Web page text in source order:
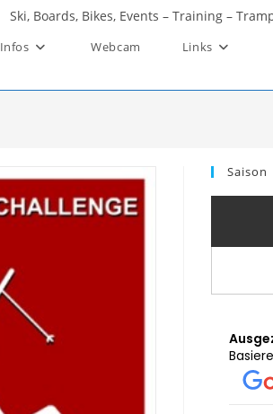
Ski, Boards, Bikes, Events – Training –
Infos Webcam Links
Saison